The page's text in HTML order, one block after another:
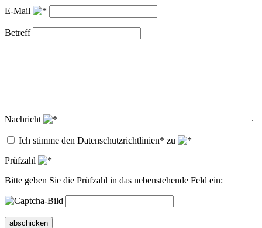
E-Mail
Betreff
Nachricht
Ich stimme den Datenschutzrichtlinien* zu
Prüfzahl
Bitte geben Sie die Prüfzahl in das nebenstehende Feld ein:
abschicken